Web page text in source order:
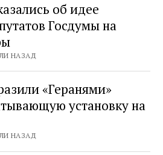
об идее
Госдумы на
НАЗАД
«Геранями»
установку на
НАЗАД